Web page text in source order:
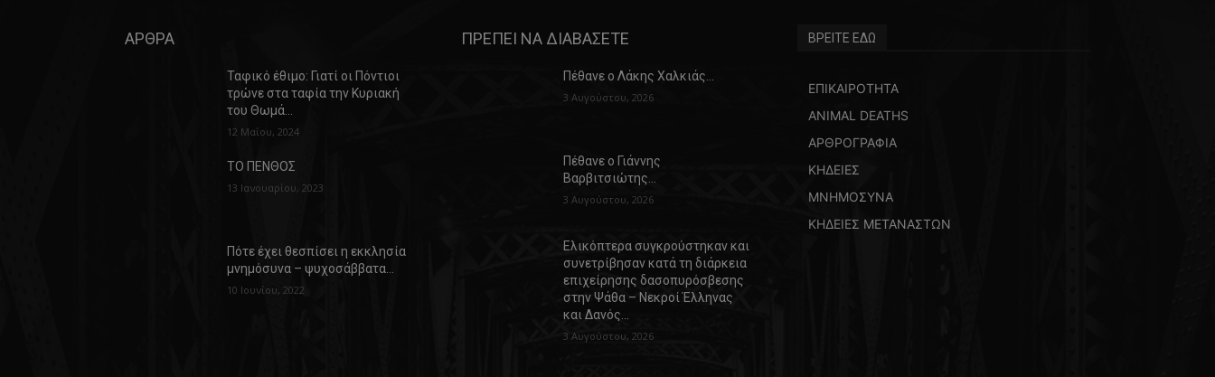
ΑΡΘΡΑ
Ταφικό έθιμο: Γιατί οι Πόντιοι
τρώνε στα ταφία την Κυριακή
του Θωμά…
12 Μαΐου, 2024
ΤΟ ΠΕΝΘΟΣ
13 Ιανουαρίου, 2023
Πότε έχει θεσπίσει η εκκλησία
μνημόσυνα – ψυχοσάββατα…
10 Ιουνίου, 2022
ΠΡΕΠΕΙ ΝΑ ΔΙΑΒΑΣΕΤΕ
Πέθανε ο Λάκης Χαλκιάς…
3 Αυγούστου, 2026
Πέθανε ο Γιάννης
Βαρβιτσιώτης…
3 Αυγούστου, 2026
Ελικόπτερα συγκρούστηκαν και
συνετρίβησαν κατά τη διάρκεια
επιχείρησης δασοπυρόσβεσης
στην Ψάθα – Νεκροί Έλληνας
και Δανός…
3 Αυγούστου, 2026
ΒΡΕΙΤΕ ΕΔΩ
ΕΠΙΚΑΙΡΟΤΗΤΑ
ANIMAL DEATHS
ΑΡΘΡΟΓΡΑΦΙΑ
ΚΗΔΕΙΕΣ
ΜΝΗΜΟΣΥΝΑ
ΚΗΔΕΙΕΣ ΜΕΤΑΝΑΣΤΩΝ